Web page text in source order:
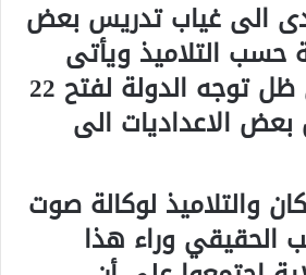
الى غياب تدريس بعض
حسب التلاميذ ويأتى
هذا النقص في ظل توجه الدولة لفتح 22
بعض الاعداديات الى
والتلاميذ لوكالة صوت
الحقيقي وراء هذا